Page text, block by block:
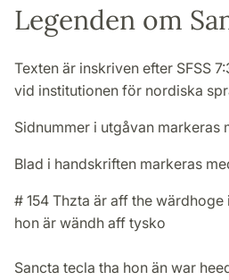
Legenden om
Texten är inskriven efter SFSS
vid institutionen för nordiska
Sidnummer i utgåvan markeras
Blad i handskriften markeras
# 154 Thzta är aff the
hon är wändh aff tysko
Sancta tecla tha hon än war